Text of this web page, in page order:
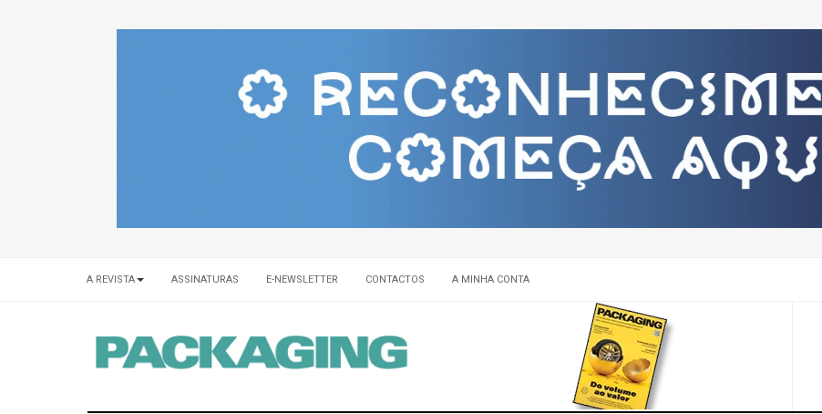
A REVISTA ASSINATURAS E-NEWSLETTER CONTACTOS A MINHA CONTA